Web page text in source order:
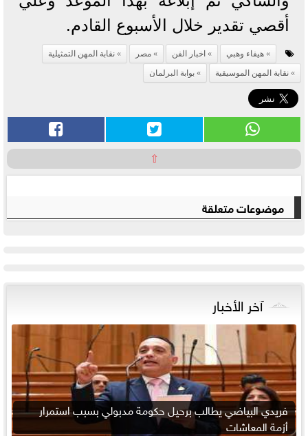
أقصي تقدير خلال الأسبوع القادم.
هيفاء وهبي اخبار الفن مصر
نقابة المهن التمثيلية
نقابة المهن الموسيقية
بوابة البرلمان
⇧
موضوعات متعلقة
آخر الأخبار
فريدي البياضي يطالب برحيل حكومة مدبولي بسبب استمرار
أزمة المعاشات